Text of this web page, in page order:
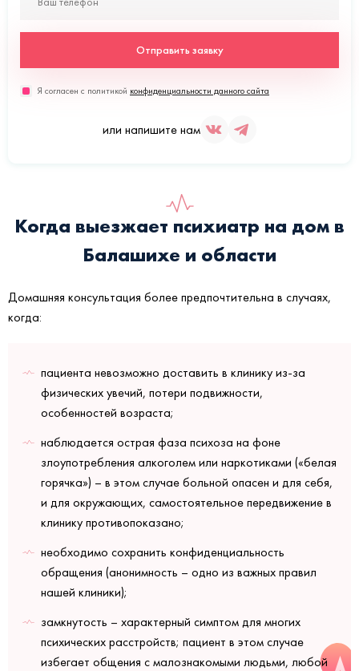
Отправить заявку
Я согласен с политикой конфиденциальности данного сайта
или напишите нам
Когда выезжает психиатр на дом в
Балашихе и области
Домашняя консультация более предпочтительна в случаях,
когда:
пациента невозможно доставить в клинику из-за
физических увечий, потери подвижности,
особенностей возраста;
наблюдается острая фаза психоза на фоне
злоупотребления алкоголем или наркотиками («белая
горячка») – в этом случае больной опасен и для себя,
и для окружающих, самостоятельное передвижение в
клинику противопоказано;
необходимо сохранить конфиденциальность
обращения (анонимность – одно из важных правил
нашей клиники);
замкнутость – характерный симптом для многих
психических расстройств; пациент в этом случае
избегает общения с малознакомыми людьми, любой